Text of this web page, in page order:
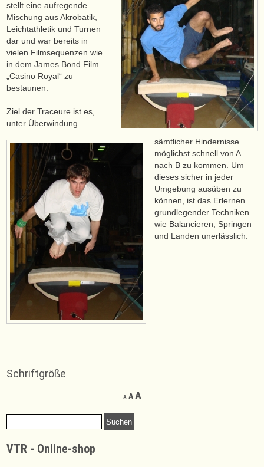
stellt eine aufregende
Mischung aus Akrobatik,
Leichtathletik und Turnen
dar und war bereits in
vielen Filmsequenzen wie
in dem James Bond Film
„Casino Royal“ zu
bestaunen.
Ziel der Traceure ist es,
unter Überwindung
sämtlicher Hindernisse
möglichst schnell von A
nach B zu kommen. Um
dieses sicher in jeder
Umgebung ausüben zu
können, ist das Erlernen
grundlegender Techniken
wie Balancieren, Springen
und Landen unerlässlich.
Schriftgröße
A
Decrease
font
AReset
size.
AIncrease
Suchen
nach:
VTR - Online-shop